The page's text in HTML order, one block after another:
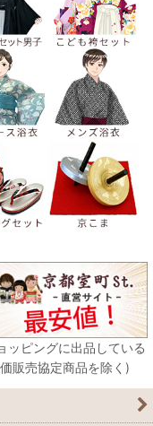
ッピングに出品している
販売協定商品を除く)